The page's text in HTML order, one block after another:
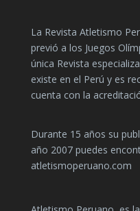
La Revista Atletismo
previó a los Juegos
única Revista
existe en el Perú y es
cuenta con la
Durante 15 años su
año 2007 puedes
atletismoperuano.com